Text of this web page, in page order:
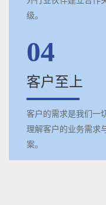
级。
04
客户至上
客户的需求是我们一
理解客户的业务需求
案。